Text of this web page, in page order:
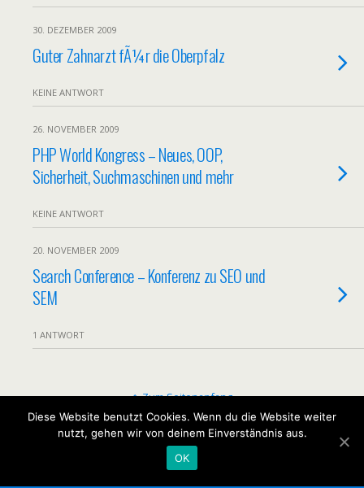
30. DEZEMBER 2009
Guter Zahnarzt fÃ¼r die Oberpfalz
KEINE ANTWORT
26. NOVEMBER 2009
PHP World Kongress – Neues, OOP,
Sicherheit, Suchmaschinen und mehr
KEINE ANTWORT
20. NOVEMBER 2009
Search Conference – Konferenz zu SEO und
SEM
1 ANTWORT
Zum Seitenanfang
Mobil Desktop
Diese Website benutzt Cookies. Wenn du die Website weiter
nutzt, gehen wir von deinem Einverständnis aus.
OK